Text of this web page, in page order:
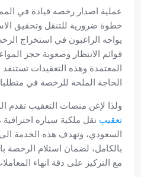
عملية اصدار رخصه قيادة في
خطوة ضرورية للتنقل وتحقيق
يواجه الراغبون في استخراج
قوائم الانتظار وصعوبة حجز
المعتمدة وهذه التعقيدات
الحاجة الملحة للرخصة في
ولذا لإغن منصات التعقيب تقدم
تعقيب نقل ملكية سياره
السعودي، وتهدف هذه الخدمة
بالكامل، لضمان استلام
مع التركيز على دقة انهاء